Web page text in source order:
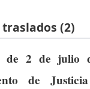
(2)
de 2 de julio
de